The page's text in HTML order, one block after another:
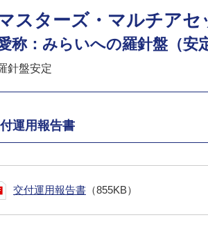
スターズ・マルチアセ
称：みらいへの羅針盤（安
針盤安定
運用報告書
交付運用報告書 （855KB）